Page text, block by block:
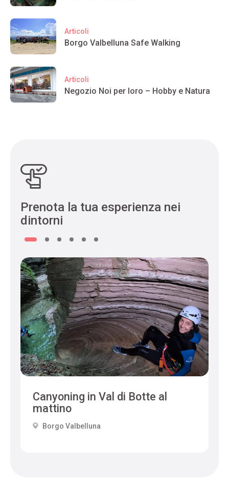
Articoli
Borgo Valbelluna Safe Walking
Articoli
Negozio Noi per loro – Hobby e Natura
Prenota la tua esperienza nei
dintorni
Canyoning in Val di Botte al
mattino
Borgo Valbelluna